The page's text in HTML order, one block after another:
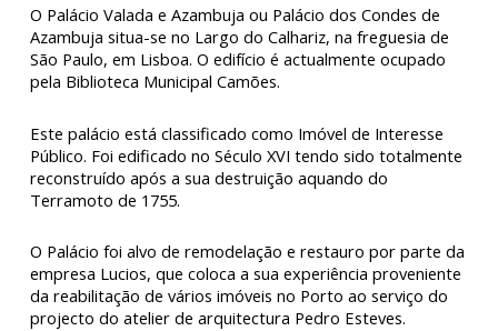
O Palácio Valada e Azambuja ou Palácio dos Condes de
Azambuja situa-se no Largo do Calhariz, na freguesia de
São Paulo, em Lisboa. O edifício é actualmente ocupado
pela Biblioteca Municipal Camões.
Este palácio está classificado como Imóvel de Interesse
Público. Foi edificado no Século XVI tendo sido totalmente
reconstruído após a sua destruição aquando do
Terramoto de 1755.
O Palácio foi alvo de remodelação e restauro por parte da
empresa Lucios, que coloca a sua experiência proveniente
da reabilitação de vários imóveis no Porto ao serviço do
projecto do atelier de arquitectura Pedro Esteves.